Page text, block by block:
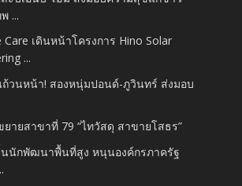
...
Care เดินหน้าโครงการ Hino Solar
...
วนหน้า! สองหนุ่มปอนด์-ภูวินทร์ ส่งมอบ
ายสาขาที่ 79 “ไทวัสดุ สาขายโสธร”
นักพัฒนาพื้นที่สูง หนุนองค์กรภาครัฐ